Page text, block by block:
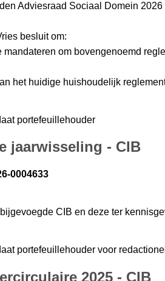
Adviesraad Sociaal Domein 2026
besluit om:
mandateren om bovengenoemd
het huidige huishoudelijk
portefeuillehouder
jaarwisseling - CIB
0004633
bijgevoegde CIB en deze ter
portefeuillehouder voor
2025 - CIB